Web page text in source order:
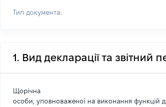
Тип документа:
1. Вид декларації та звітний
Щорічна
особи, уповноваженої на виконання функцій